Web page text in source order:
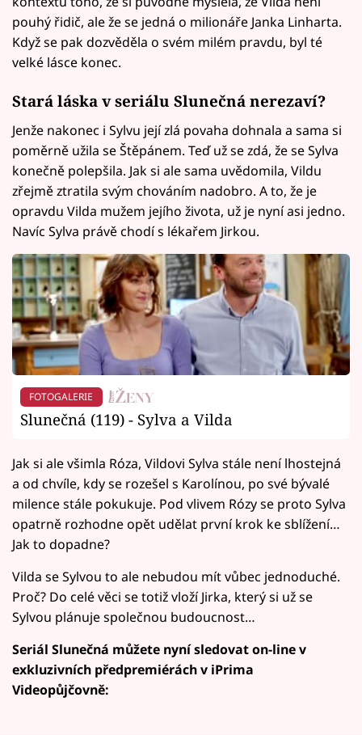
pouhý řidič, ale že se jedná o milionáře Janka Linharta.
Když se pak dozvěděla o svém milém pravdu, byl té
velké lásce konec.
Stará láska v seriálu Slunečná nerezaví?
Jenže nakonec i Sylvu její zlá povaha dohnala a sama si
poměrně užila se Štěpánem. Teď už se zdá, že se Sylva
konečně polepšila. Jak si ale sama uvědomila, Vildu
zřejmě ztratila svým chováním nadobro. A to, že je
opravdu Vilda mužem jejího života, už je nyní asi jedno.
Navíc Sylva právě chodí s lékařem Jirkou.
FOTOGALERIE
Slunečná (119) - Sylva a Vilda
Jak si ale všimla Róza, Vildovi Sylva stále není lhostejná
a od chvíle, kdy se rozešel s Karolínou, po své bývalé
milence stále pokukuje. Pod vlivem Rózy se proto Sylva
opatrně rozhodne opět udělat první krok ke sblížení…
Jak to dopadne?
Vilda se Sylvou to ale nebudou mít vůbec jednoduché.
Proč? Do celé věci se totiž vloží Jirka, který si už se
Sylvou plánuje společnou budoucnost…
Seriál Slunečná můžete nyní sledovat on-line v
exkluzivních předpremiérách v iPrima
Videopůjčovně: